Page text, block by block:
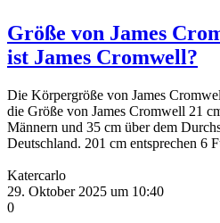
Größe von James
ist James Cromwell?
Die Körpergröße von James
die Größe von James Cromwell 21
Männern und 35 cm über dem
Deutschland. 201 cm entsprechen 6
Katercarlo
29. Oktober 2025 um 10:40
0